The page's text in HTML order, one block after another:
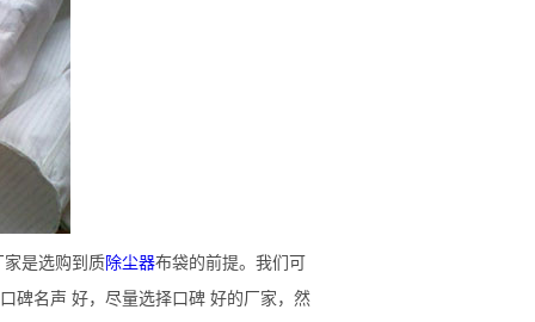
是选购到质除尘器布袋的前提。我们可
碑名声 好，尽量选择口碑 好的厂家，然